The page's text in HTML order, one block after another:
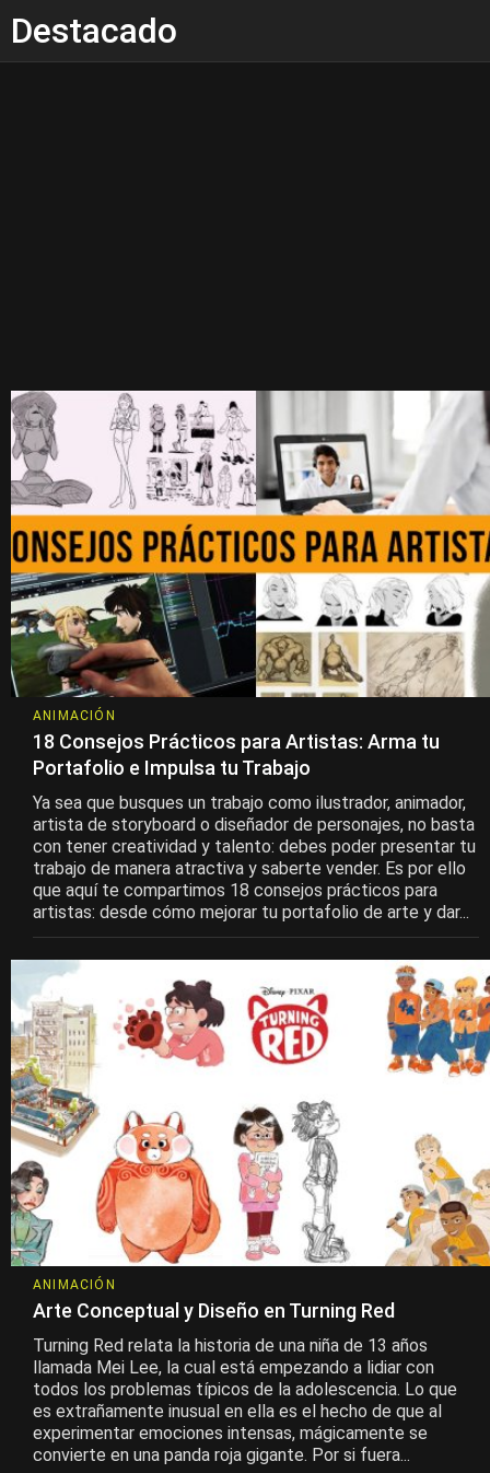
Destacado
ANIMACIÓN
18 Consejos Prácticos para Artistas: Arma tu
Portafolio e Impulsa tu Trabajo
Ya sea que busques un trabajo como ilustrador, animador,
artista de storyboard o diseñador de personajes, no basta
con tener creatividad y talento: debes poder presentar tu
trabajo de manera atractiva y saberte vender. Es por ello
que aquí te compartimos 18 consejos prácticos para
artistas: desde cómo mejorar tu portafolio de arte y dar...
ANIMACIÓN
Arte Conceptual y Diseño en Turning Red
Turning Red relata la historia de una niña de 13 años
llamada Mei Lee, la cual está empezando a lidiar con
todos los problemas típicos de la adolescencia. Lo que
es extrañamente inusual en ella es el hecho de que al
experimentar emociones intensas, mágicamente se
convierte en una panda roja gigante. Por si fuera...